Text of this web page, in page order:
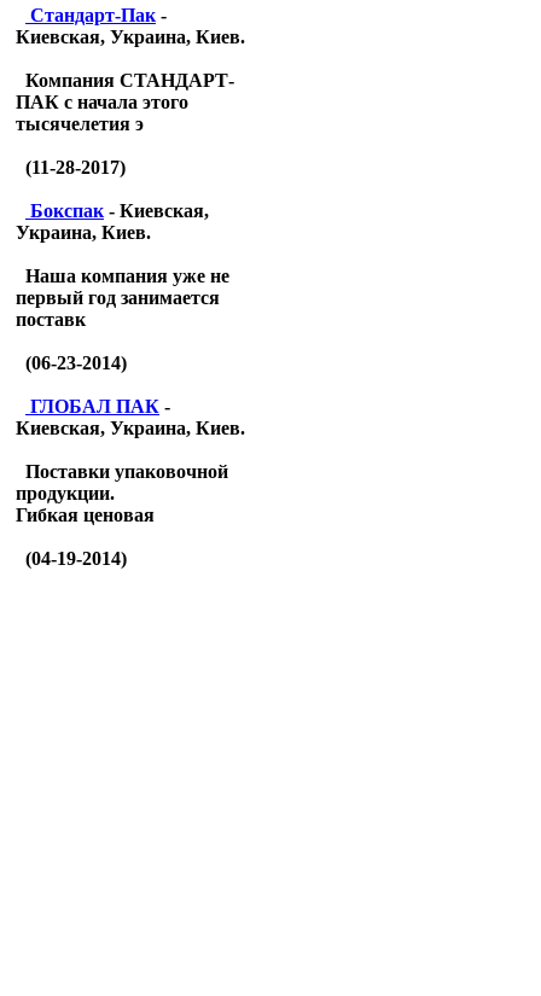
Стандарт-Пак -
Киевская, Украина, Киев.
Компания СТАНДАРТ-
ПАК с начала этого
тысячелетия э
(11-28-2017)
Бокспак - Киевская,
Украина, Киев.
Наша компания уже не
первый год занимается
поставк
(06-23-2014)
ГЛОБАЛ ПАК -
Киевская, Украина, Киев.
Поставки упаковочной
продукции.
Гибкая ценовая
(04-19-2014)